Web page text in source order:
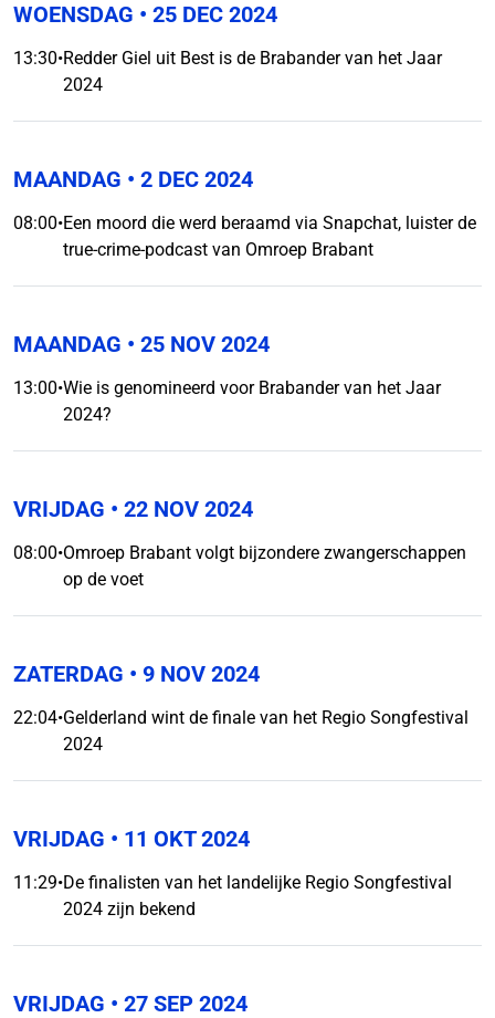
WOENSDAG • 25 DEC 2024
13:30•Redder Giel uit Best is de Brabander van het Jaar
2024
MAANDAG • 2 DEC 2024
08:00•Een moord die werd beraamd via Snapchat, luister de
true-crime-podcast van Omroep Brabant
MAANDAG • 25 NOV 2024
13:00•Wie is genomineerd voor Brabander van het Jaar
2024?
VRIJDAG • 22 NOV 2024
08:00•Omroep Brabant volgt bijzondere zwangerschappen
op de voet
ZATERDAG • 9 NOV 2024
22:04•Gelderland wint de finale van het Regio Songfestival
2024
VRIJDAG • 11 OKT 2024
11:29•De finalisten van het landelijke Regio Songfestival
2024 zijn bekend
VRIJDAG • 27 SEP 2024